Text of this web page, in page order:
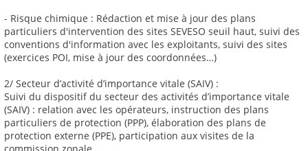
- Risque chimique : Rédaction et mise à jour des plans
particuliers d'intervention des sites SEVESO seuil haut, suivi des
conventions d'information avec les exploitants, suivi des sites
(exercices POI, mise à jour des coordonnées…)
2/ Secteur d’activité d’importance vitale (SAIV) :
Suivi du dispositif du secteur des activités d’importance vitale
(SAIV) : relation avec les opérateurs, instruction des plans
particuliers de protection (PPP), élaboration des plans de
protection externe (PPE), participation aux visites de la